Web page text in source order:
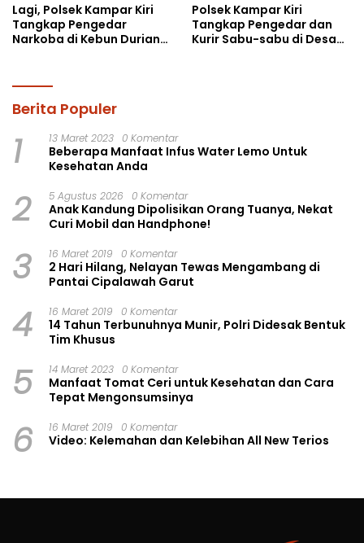
Lagi, Polsek Kampar Kiri
Tangkap Pengedar
Narkoba di Kebun Durian
Polsek Kampar Kiri
Tangkap Pengedar dan
Kurir Sabu-sabu di Desa
Berita Populer
1 13 Maret 2023 0 Komentar
Beberapa Manfaat Infus Water Lemo Untuk
Kesehatan Anda
2 5 Agustus 2026 0 Komentar
Anak Kandung Dipolisikan Orang Tuanya, Nekat
Curi Mobil dan Handphone!
3 16 Maret 2019 0 Komentar
2 Hari Hilang, Nelayan Tewas Mengambang di
Pantai Cipalawah Garut
4 16 Maret 2019 0 Komentar
14 Tahun Terbunuhnya Munir, Polri Didesak Bentuk
Tim Khusus
5 14 Maret 2023 0 Komentar
Manfaat Tomat Ceri untuk Kesehatan dan Cara
Tepat Mengonsumsinya
6 16 Maret 2019 0 Komentar
Video: Kelemahan dan Kelebihan All New Terios